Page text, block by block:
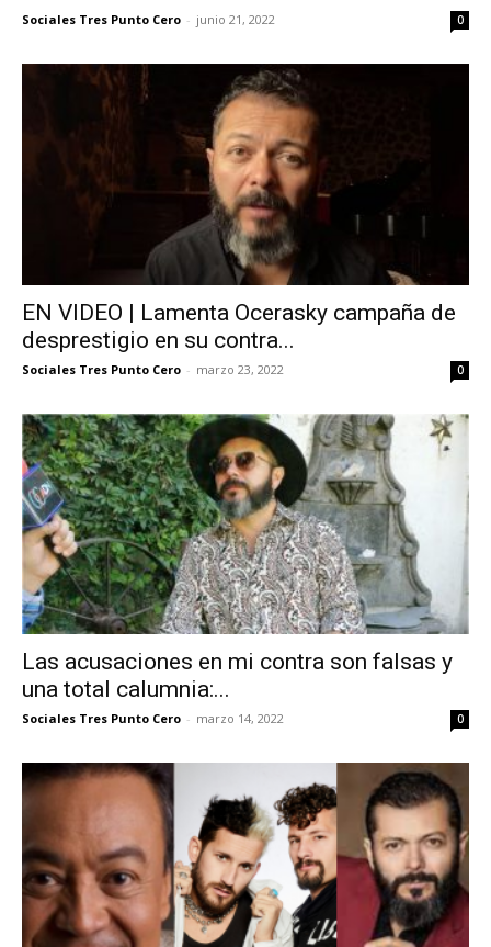
Sociales Tres Punto Cero - junio 21, 2022 0
EN VIDEO | Lamenta Ocerasky campaña de
desprestigio en su contra...
Sociales Tres Punto Cero - marzo 23, 2022 0
Las acusaciones en mi contra son falsas y
una total calumnia:...
Sociales Tres Punto Cero - marzo 14, 2022 0